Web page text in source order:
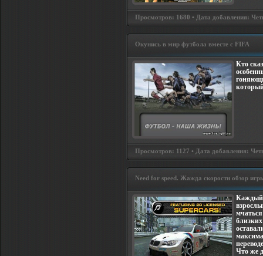
Просмотров: 1680 • Дата добавления:
Окунись в мир футбола вместе с FIFA
Кто
Просмотров: 1127 • Дата добавления:
Need for speed. Жажда скорости обзор
Каждый
Что же